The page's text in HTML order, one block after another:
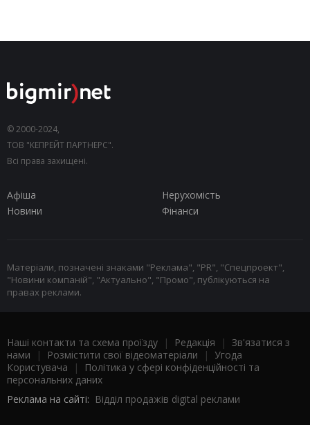
© 2000-2024,
ТОВ "КЕПРЕЙТ ПАРТНЕРС".
Всі права захищені.
Афіша
Нерухомість
Новини
Фінанси
Матеріали, позначені знаками "Реклама", "PR", "Спецпроект",
"Новини компаній", "Актуально", "Промо", публікуються на
правах реклами.
Наші контакти та схема проїзду | Редакція | Зв'язатися з
нами | Розмістити свої відеоматеріали | Угода
Користувача |
Політика у сфері конфіденційності та
персональних даних
Реклама на сайті: Відділ продажів digital реклами